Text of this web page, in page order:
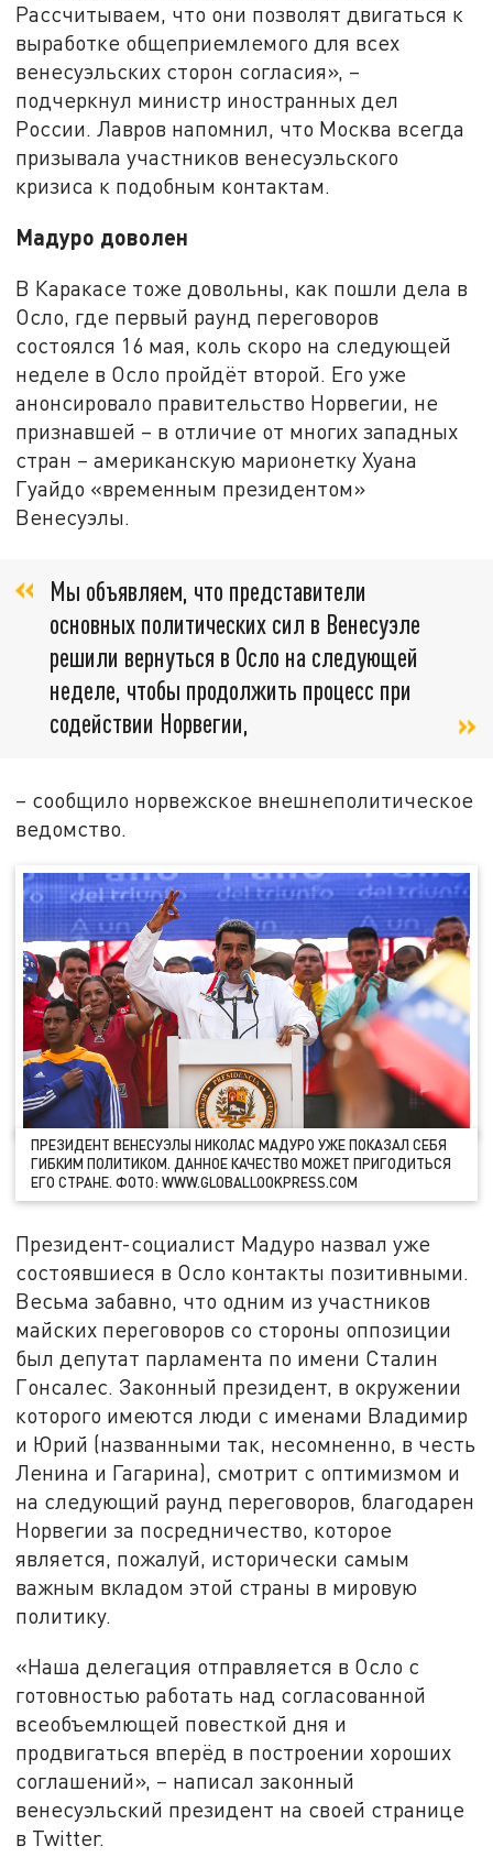
Рассчитываем, что они позволят двигаться к
выработке общеприемлемого для всех
венесуэльских сторон согласия», –
подчеркнул министр иностранных дел
России. Лавров напомнил, что Москва всегда
призывала участников венесуэльского
кризиса к подобным контактам.
Мадуро доволен
В Каракасе тоже довольны, как пошли дела в
Осло, где первый раунд переговоров
состоялся 16 мая, коль скоро на следующей
неделе в Осло пройдёт второй. Его уже
анонсировало правительство Норвегии, не
признавшей – в отличие от многих западных
стран – американскую марионетку Хуана
Гуайдо «временным президентом»
Венесуэлы.
Мы объявляем, что представители
основных политических сил в Венесуэле
решили вернуться в Осло на следующей
неделе, чтобы продолжить процесс при
содействии Норвегии,
– сообщило норвежское внешнеполитическое
ведомство.
ПРЕЗИДЕНТ ВЕНЕСУЭЛЫ НИКОЛАС МАДУРО УЖЕ ПОКАЗАЛ СЕБЯ
ГИБКИМ ПОЛИТИКОМ. ДАННОЕ КАЧЕСТВО МОЖЕТ ПРИГОДИТЬСЯ
ЕГО СТРАНЕ. ФОТО: WWW.GLOBALLOOKPRESS.COM
Президент-социалист Мадуро назвал уже
состоявшиеся в Осло контакты позитивными.
Весьма забавно, что одним из участников
майских переговоров со стороны оппозиции
был депутат парламента по имени Сталин
Гонсалес. Законный президент, в окружении
которого имеются люди с именами Владимир
и Юрий (названными так, несомненно, в честь
Ленина и Гагарина), смотрит с оптимизмом и
на следующий раунд переговоров, благодарен
Норвегии за посредничество, которое
является, пожалуй, исторически самым
важным вкладом этой страны в мировую
политику.
«Наша делегация отправляется в Осло с
готовностью работать над согласованной
всеобъемлющей повесткой дня и
продвигаться вперёд в построении хороших
соглашений», – написал законный
венесуэльский президент на своей странице
в Twitter.